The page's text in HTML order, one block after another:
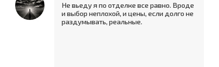
Не вьеду я по отделке все равно. Вроде
и выбор неплохой, и цены, если долго не
раздумывать, реальные.